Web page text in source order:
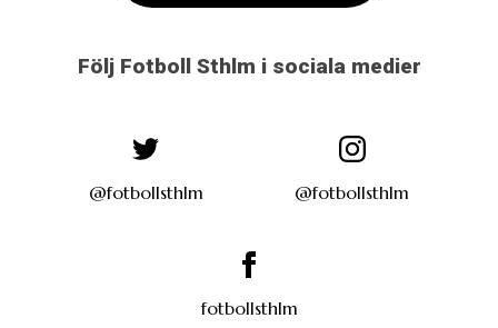
Följ Fotboll Sthlm i sociala medier
@fotbollsthlm @fotbollsthlm
fotbollsthlm